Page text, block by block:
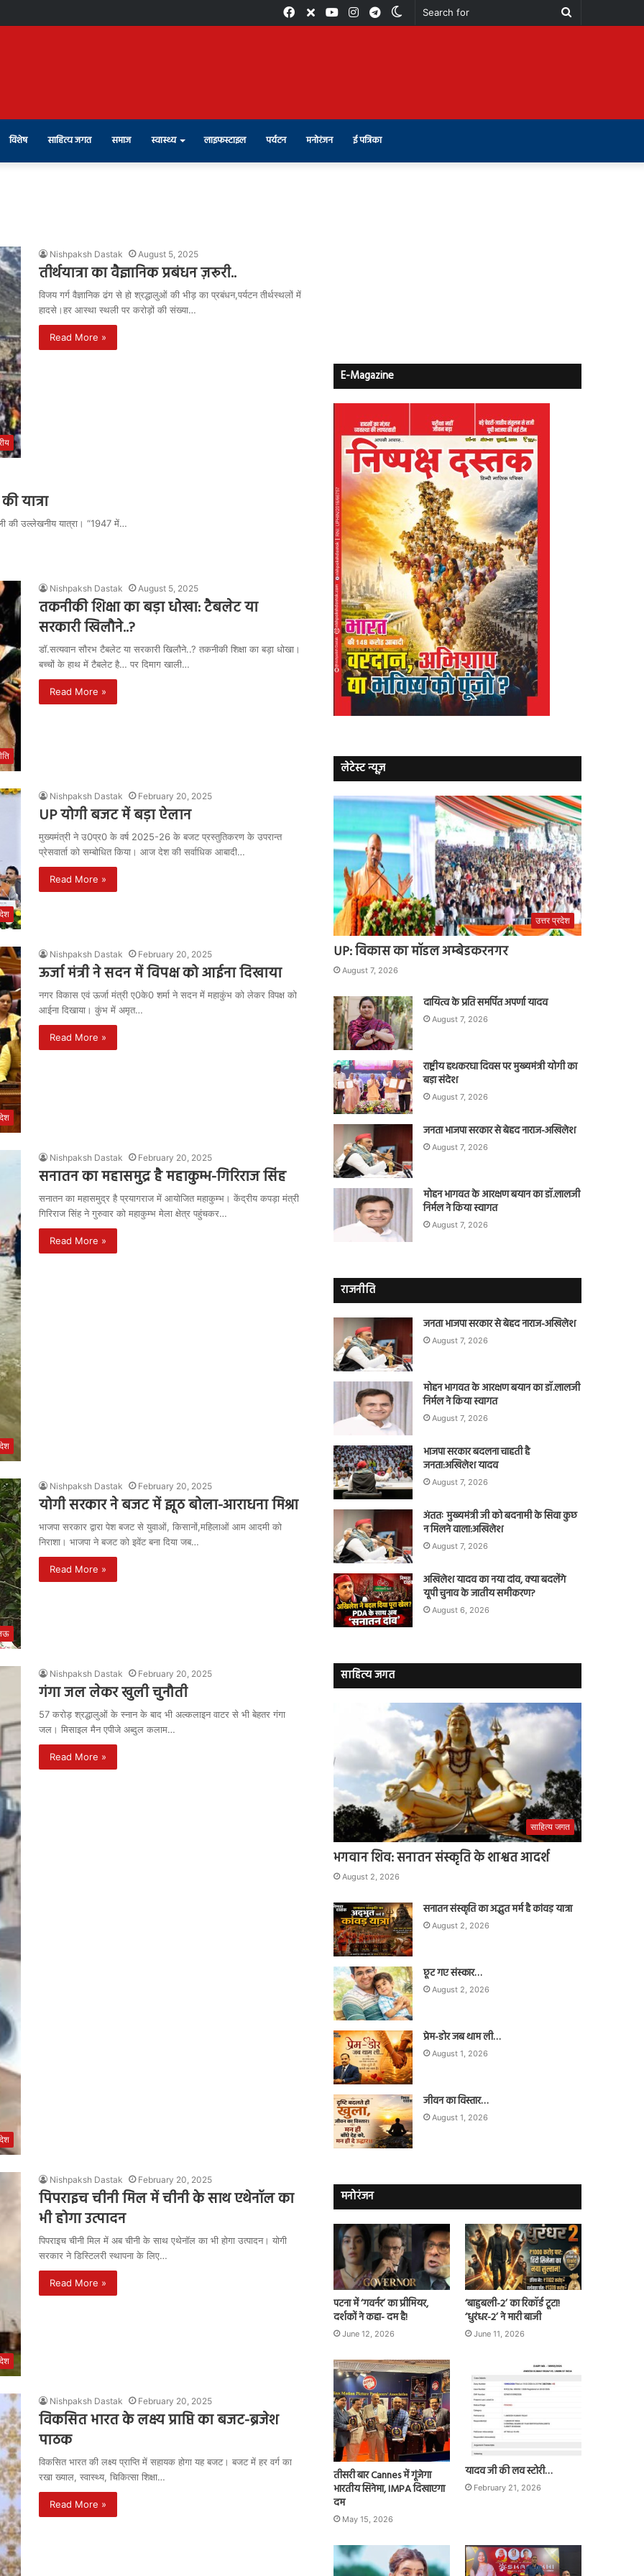
Search
Switch
Telegram
Instagram
Youtube
X
Facebook
विशेष साहित्य जगत समाज स्वास्थ्य लाइफस्टाइल पर्यटन मनोरंजन ई पत्रिका
Nishpaksh Dastak August 5, 2025
तीर्थयात्रा का वैज्ञानिक प्रबंधन ज़रूरी..
विजय गर्ग वैज्ञानिक ढंग से हो श्रद्धालुओं की भीड़ का प्रबंधन,पर्यटन तीर्थस्थलों में
हादसे।हर आस्था स्थली पर करोड़ों की संख्या…
Read More »
यात्रा
की उल्लेखनीय यात्रा। “1947 में…
Nishpaksh Dastak August 5, 2025
तकनीकी शिक्षा का बड़ा धोखा: टैबलेट या
सरकारी खिलौने..?
डॉ.सत्यवान सौरभ टैबलेट या सरकारी खिलौने..? तकनीकी शिक्षा का बड़ा धोखा।
बच्चों के हाथ में टैबलेट है… पर दिमाग खाली…
Read More »
Nishpaksh Dastak February 20, 2025
UP योगी बजट में बड़ा ऐलान
मुख्यमंत्री ने उ0प्र0 के वर्ष 2025-26 के बजट प्रस्तुतिकरण के उपरान्त
प्रेसवार्ता को सम्बोधित किया। आज देश की सर्वाधिक आबादी…
Read More »
Nishpaksh Dastak February 20, 2025
ऊर्जा मंत्री ने सदन में विपक्ष को आईना दिखाया
नगर विकास एवं ऊर्जा मंत्री ए0के0 शर्मा ने सदन में महाकुंभ को लेकर विपक्ष को
आईना दिखाया। कुंभ में अमृत…
Read More »
Nishpaksh Dastak February 20, 2025
सनातन का महासमुद्र है महाकुम्भ-गिरिराज सिंह
सनातन का महासमुद्र है प्रयागराज में आयोजित महाकुम्भ। केंद्रीय कपड़ा मंत्री
गिरिराज सिंह ने गुरुवार को महाकुम्भ मेला क्षेत्र पहुंचकर…
Read More »
Nishpaksh Dastak February 20, 2025
योगी सरकार ने बजट में झूठ बोला-आराधना मिश्रा
भाजपा सरकार द्वारा पेश बजट से युवाओं, किसानों,महिलाओं आम आदमी को
निराशा। भाजपा ने बजट को इवेंट बना दिया जब…
Read More »
Nishpaksh Dastak February 20, 2025
गंगा जल लेकर खुली चुनौती
57 करोड़ श्रद्धालुओं के स्नान के बाद भी अल्कलाइन वाटर से भी बेहतर गंगा
जल। मिसाइल मैन एपीजे अब्दुल कलाम…
Read More »
Nishpaksh Dastak February 20, 2025
पिपराइच चीनी मिल में चीनी के साथ एथेनॉल का
भी होगा उत्पादन
पिपराइच चीनी मिल में अब चीनी के साथ एथेनॉल का भी होगा उत्पादन। योगी
सरकार ने डिस्टिलरी स्थापना के लिए…
Read More »
Nishpaksh Dastak February 20, 2025
विकसित भारत के लक्ष्य प्राप्ति का बजट-ब्रजेश
पाठक
विकसित भारत की लक्ष्य प्राप्ति में सहायक होगा यह बजट। बजट में हर वर्ग का
रखा ख्याल, स्वास्थ्य, चिकित्सा शिक्षा…
Read More »
E-Magazine
लेटेस्ट न्यूज़
उत्तर प्रदेश
UP: विकास का मॉडल अम्बेडकरनगर
August 7, 2026
दायित्व के प्रति समर्पित अपर्णा यादव
August 7, 2026
राष्ट्रीय हथकरघा दिवस पर मुख्यमंत्री योगी का
बड़ा संदेश
August 7, 2026
जनता भाजपा सरकार से बेहद नाराज-अखिलेश
August 7, 2026
मोहन भागवत के आरक्षण बयान का डॉ.लालजी
निर्मल ने किया स्वागत
August 7, 2026
राजनीति
जनता भाजपा सरकार से बेहद नाराज-अखिलेश
August 7, 2026
मोहन भागवत के आरक्षण बयान का डॉ.लालजी
निर्मल ने किया स्वागत
August 7, 2026
भाजपा सरकार बदलना चाहती है
जनता:अखिलेश यादव
August 7, 2026
अंततः मुख्यमंत्री जी को बदनामी के सिवा कुछ
न मिलने वाला:अखिलेश
August 7, 2026
अखिलेश यादव का नया दांव, क्या बदलेंगे
यूपी चुनाव के जातीय समीकरण?
August 6, 2026
साहित्य जगत
साहित्य जगत
भगवान शिव: सनातन संस्कृति के शाश्वत आदर्श
August 2, 2026
सनातन संस्कृति का अद्भुत मर्म है कांवड़ यात्रा
August 2, 2026
छूट गए संस्कार…
August 2, 2026
प्रेम-डोर जब थाम ली…
August 1, 2026
जीवन का विस्तार…
August 1, 2026
मनोरंजन
पटना में ‘गवर्नर’ का प्रीमियर,
दर्शकों ने कहा- दम है!
June 12, 2026
‘बाहुबली-2’ का रिकॉर्ड टूटा!
‘धुरंधर-2’ ने मारी बाजी
June 11, 2026
तीसरी बार Cannes में गूंजेगा
भारतीय सिनेमा, IMPA दिखाएगा
दम
May 15, 2026
यादव जी की लव स्टोरी…
February 21, 2026